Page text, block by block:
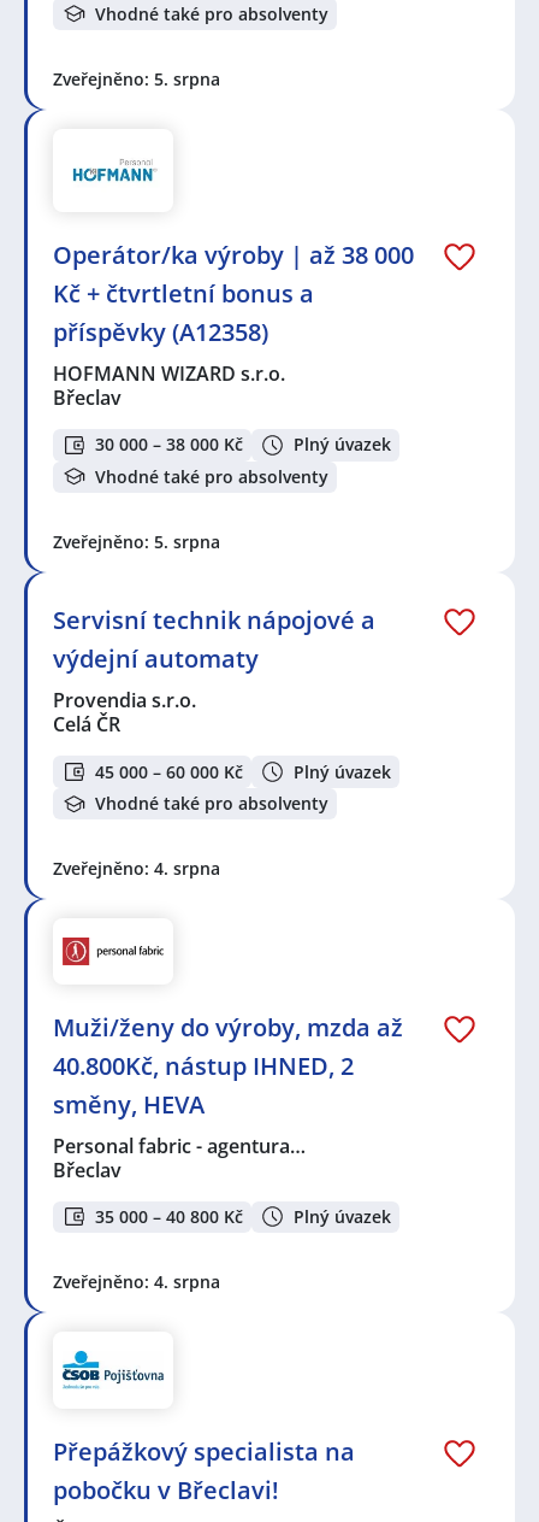
Vhodné také pro absolventy
Zveřejněno: 5. srpna
Operátor/ka výroby | až 38 000
Kč + čtvrtletní bonus a
příspěvky (A12358)
HOFMANN WIZARD s.r.o.
Břeclav
30 000 – 38 000 Kč
Plný úvazek
Vhodné také pro absolventy
Zveřejněno: 5. srpna
Servisní technik nápojové a
výdejní automaty
Provendia s.r.o.
Celá ČR
45 000 – 60 000 Kč
Plný úvazek
Vhodné také pro absolventy
Zveřejněno: 4. srpna
Muži/ženy do výroby, mzda až
40.800Kč, nástup IHNED, 2
směny, HEVA
Personal fabric - agentura…
Břeclav
35 000 – 40 800 Kč Plný úvazek
Zveřejněno: 4. srpna
Přepážkový specialista na
pobočku v Břeclavi!